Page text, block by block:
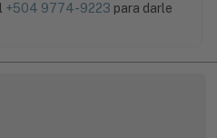
+504 9774-9223 para darle